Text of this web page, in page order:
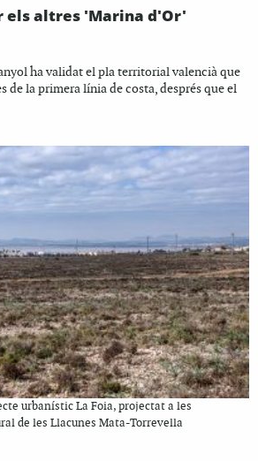
els altres 'Marina d'Or'
ha validat el pla territorial valencià que
de la primera línia de costa, després que el
urbanístic La Foia, projectat a les
de les Llacunes Mata-Torrevella